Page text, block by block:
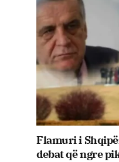
Flamuri i
debat që ngre